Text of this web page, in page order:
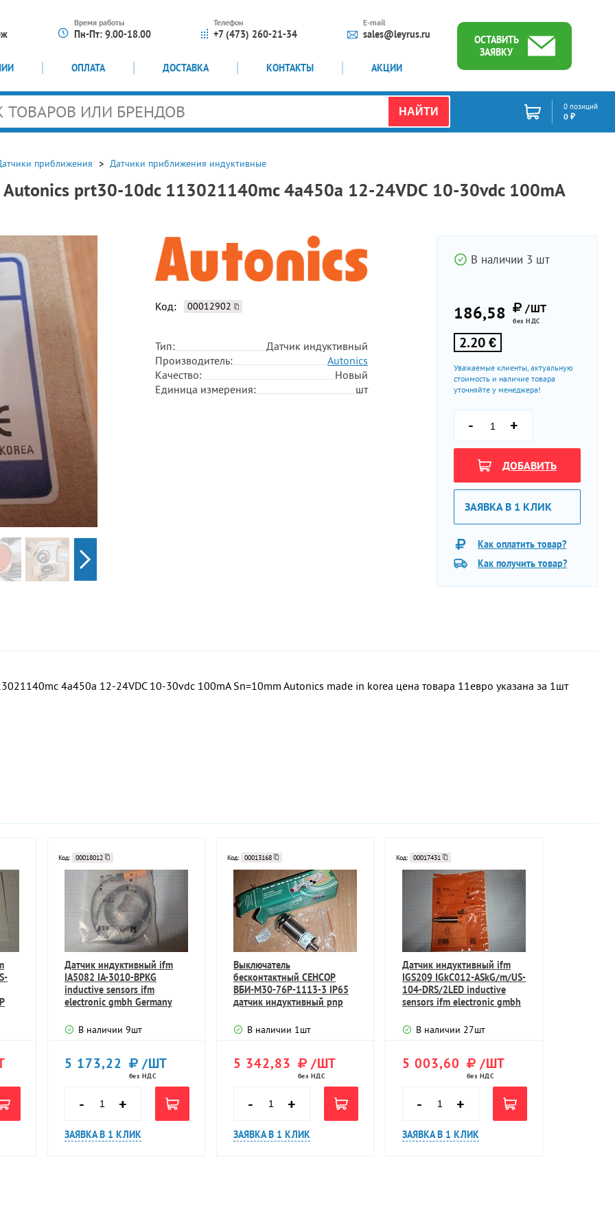
Время работы
Пн-Пт: 9.00-18.00
Телефон
+7 (473) 260-21-34
E-mail
sales@leyrus.ru
ОПЛАТА ДОСТАВКА КОНТАКТЫ АКЦИИ
ОСТАВИТЬ
ЗАЯВКУ
НАЙТИ 0 позиций
0 ₽
приближения Датчики приближения индуктивные
Autonics prt30-10dc 113021140mc 4a450a 12-24VDC 10-30vdc 100mA
Код: 00012902
Тип:
Датчик индуктивный
Производитель:
Autonics
Качество:
Новый
Единица измерения:
шт
В наличии 3 шт
186,58 /ШТ
без НДС
2.20 €
Уважаемые клиенты, актуальную
стоимость и наличие товара
уточняйте у менеджера!
- +
ДОБАВИТЬ
ЗАЯВКА В 1 КЛИК
Как оплатить товар?
Как получить товар?
4a450a 12-24VDC 10-30vdc 100mA Sn=10mm Autonics made in korea цена товара 11евро указана за 1шт
Код: 00018012
Датчик индуктивный ifm
IA5082 IA-3010-BPKG
inductive sensors ifm
electronic gmbh Germany
В наличии 9шт
5 173,22 /ШТ
без НДС
- +
ЗАЯВКА В 1 КЛИК
Код: 00013168
Выключатель
бесконтактный СЕНСОР
ВБИ-М30-76Р-1113-3 IP65
датчик индуктивный pnp
В наличии 1шт
5 342,83 /ШТ
без НДС
- +
ЗАЯВКА В 1 КЛИК
Код: 00017431
Датчик индуктивный ifm
IGS209 IGkC012-ASkG/m/US-
104-DRS/2LED inductive
sensors ifm electronic gmbh
В наличии 27шт
5 003,60 /ШТ
без НДС
- +
ЗАЯВКА В 1 КЛИК